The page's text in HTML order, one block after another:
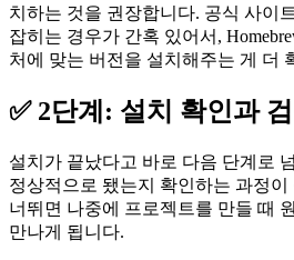
치하는 것을 권장합니다. 공식 사이
잡히는 경우가 간혹 있어서,
처에 맞는 버전을 설치해주는 게 더
✅ 2단계: 설치 확인과
설치가 끝났다고 바로 다음 단계로
정상적으로 됐는지 확인하는 과정이
너뛰면 나중에 프로젝트를 만들 때
만나게 됩니다.